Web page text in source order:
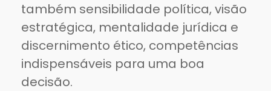
também sensibilidade política, visão
estratégica, mentalidade jurídica e
discernimento ético, competências
indispensáveis para uma boa
decisão.